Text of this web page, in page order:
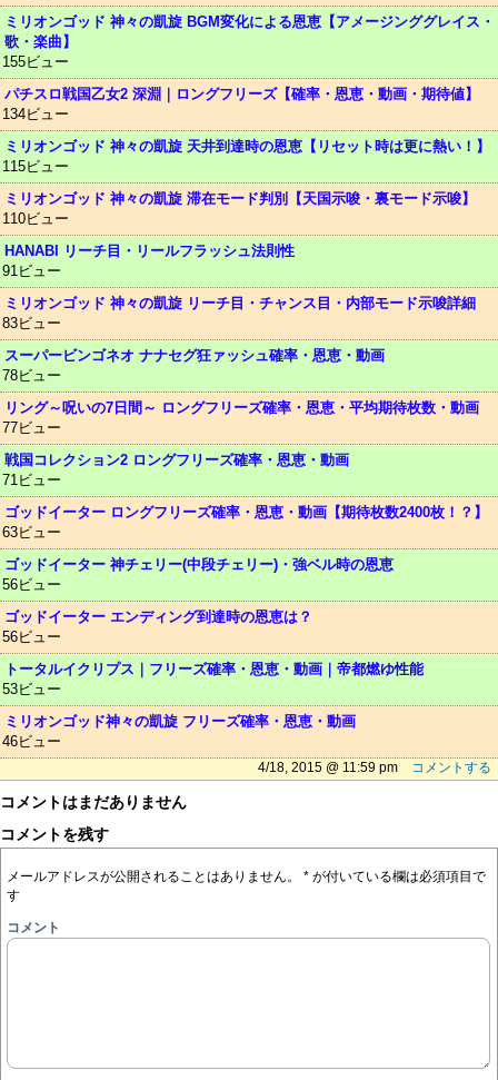
ミリオンゴッド 神々の凱旋 BGM変化による恩恵【アメージンググレイス・
歌・楽曲】
155ビュー
パチスロ戦国乙女2 深淵｜ロングフリーズ【確率・恩恵・動画・期待値】
134ビュー
ミリオンゴッド 神々の凱旋 天井到達時の恩恵【リセット時は更に熱い！】
115ビュー
ミリオンゴッド 神々の凱旋 滞在モード判別【天国示唆・裏モード示唆】
110ビュー
HANABI リーチ目・リールフラッシュ法則性
91ビュー
ミリオンゴッド 神々の凱旋 リーチ目・チャンス目・内部モード示唆詳細
83ビュー
スーパービンゴネオ ナナセグ狂ァッシュ確率・恩恵・動画
78ビュー
リング～呪いの7日間～ ロングフリーズ確率・恩恵・平均期待枚数・動画
77ビュー
戦国コレクション2 ロングフリーズ確率・恩恵・動画
71ビュー
ゴッドイーター ロングフリーズ確率・恩恵・動画【期待枚数2400枚！？】
63ビュー
ゴッドイーター 神チェリー(中段チェリー)・強ベル時の恩恵
56ビュー
ゴッドイーター エンディング到達時の恩恵は？
56ビュー
トータルイクリプス｜フリーズ確率・恩恵・動画｜帝都燃ゆ性能
53ビュー
ミリオンゴッド神々の凱旋 フリーズ確率・恩恵・動画
46ビュー
4/18, 2015 @ 11:59 pm コメントする
コメントはまだありません
コメントを残す
メールアドレスが公開されることはありません。 * が付いている欄は必須項目で
す
コメント